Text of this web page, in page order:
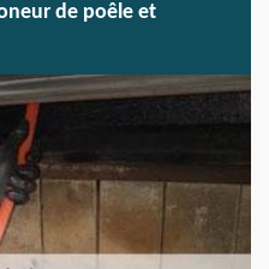
de poêle et